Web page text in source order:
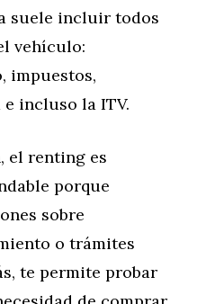
suele incluir todos
vehículo:
impuestos,
incluso la ITV.
el renting es
porque
sobre
o trámites
te permite probar